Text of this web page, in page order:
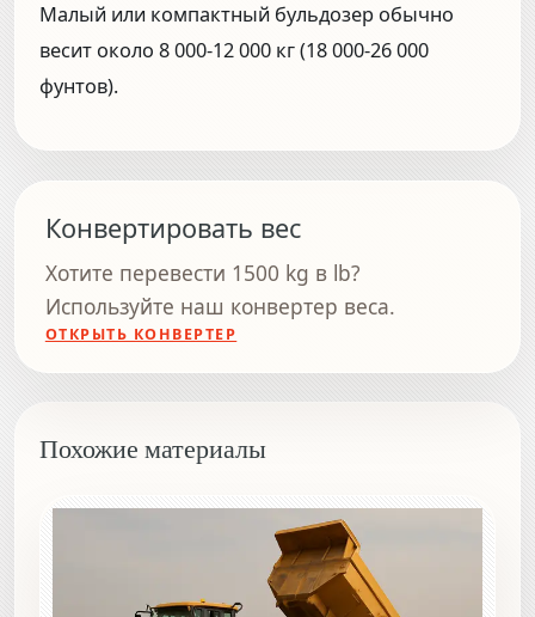
Малый или компактный бульдозер обычно
весит около 8 000-12 000 кг (18 000-26 000
фунтов).
Конвертировать вес
Хотите перевести 1500 kg в lb?
Используйте наш конвертер веса.
ОТКРЫТЬ КОНВЕРТЕР
Похожие материалы